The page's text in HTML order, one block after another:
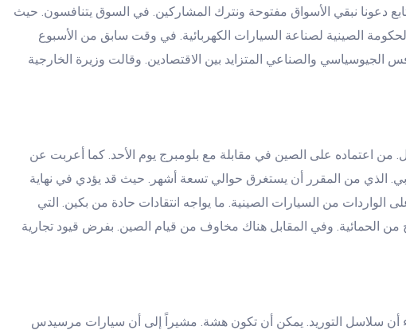
دعونا نبقي الأسواق مفتوحة ونترك المشاركين. في السوق يتنافسون. حيث
الحكومة الصينية لصناعة السيارات الكهربائية. في وقت سابق من الأسبوع
الجيوسياسي والصناعي المتزايد بين الاقتصادين. وقالت وزيرة الخارجية
من اعتماده على الصين في مقابلة مع بلومبرج يوم الأحد. كما أعربت عن
الذي من المقرر أن يستغرق حوالي تسعة أشهر. حيث قد يؤدي في نهاية
من السيارات الصينية. ما يواجه انتقادات حادة من بكين. التي
الحمائية. وفي المقابل هناك مخاوف من قيام الصين. بفرض قيود تجارية
أن سلاسل التوريد. يمكن أن تكون هشة. مشيراً إلى أن سيارات مرسيدس